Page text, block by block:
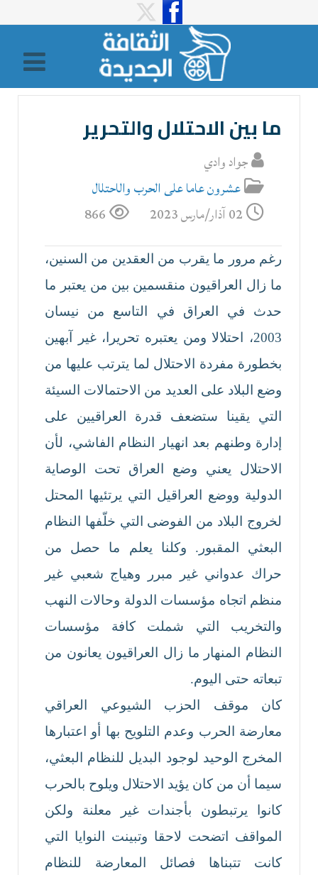
ما بين الاحتلال والتحرير
جواد وادي
عشرون عاما على الحرب والاحتلال
02 آذار/مارس 2023
866
رغم مرور ما يقرب من العقدين من السنين،
ما زال العراقيون منقسمين بين من يعتبر ما
حدث في العراق في التاسع من نيسان
2003، احتلالا ومن يعتبره تحريرا، غير آبهين
بخطورة مفردة الاحتلال لما يترتب عليها من
وضع البلاد على العديد من الاحتمالات السيئة
التي يقينا ستضعف قدرة العراقيين على
إدارة وطنهم بعد انهيار النظام الفاشي، لأن
الاحتلال يعني وضع العراق تحت الوصاية
الدولية ووضع العراقيل التي يرتئيها المحتل
لخروج البلاد من الفوضى التي خلّفها النظام
البعثي المقبور. وكلنا يعلم ما حصل من
حراك عدواني غير مبرر وهياج شعبي غير
منظم اتجاه مؤسسات الدولة وحالات النهب
والتخريب التي شملت كافة مؤسسات
النظام المنهار ما زال العراقيون يعانون من
تبعاته حتى اليوم.
كان موقف الحزب الشيوعي العراقي
معارضة الحرب وعدم التلويح بها أو اعتبارها
المخرج الوحيد لوجود البديل للنظام البعثي،
سيما أن من كان يؤيد الاحتلال ويلوح بالحرب
كانوا يرتبطون بأجندات غير معلنة ولكن
المواقف اتضحت لاحقا وتبينت النوايا التي
كانت تتبناها فصائل المعارضة للنظام